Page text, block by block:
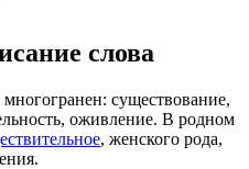
слова
существование,
оживление. В родном
, женского рода,